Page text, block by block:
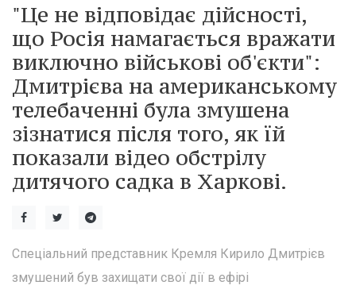
"Це не відповідає дійсності,
що Росія намагається вражати
виключно військові об'єкти":
Дмитрієва на американському
телебаченні була змушена
зізнатися після того, як їй
показали відео обстрілу
дитячого садка в Харкові.
Спеціальний представник Кремля Кирило Дмитрієв
змушений був захищати свої дії в ефірі